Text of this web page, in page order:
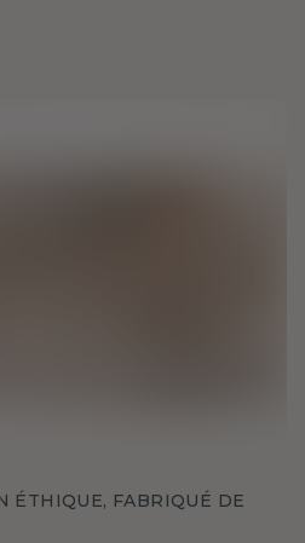
ÉTHIQUE, FABRIQUÉ DE